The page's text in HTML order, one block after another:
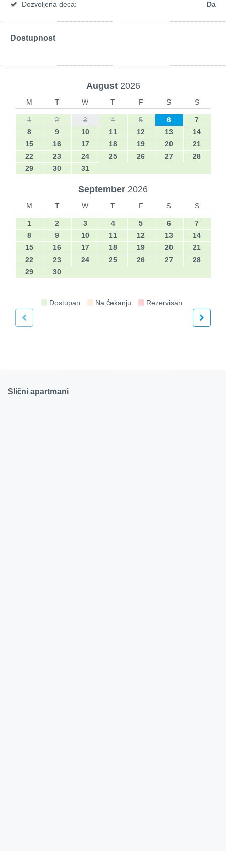
Dozvoljena deca: Da
Dostupnost
August 2026
M T W T F S S
1 2 3 4 5 6
7
8
9 10 11 12 13
14
15
16 17 18 19 20
21
22
23 24 25 26 27
28
29
30 31
September 2026
M T W T F S S
1 2 3 4 5 6
7
8
9 10 11 12 13
14
15
16 17 18 19 20
21
22
23 24 25 26 27
28
29
30
Dostupan Na ćekanju Rezervisan
Slični apartmani
40€
Fashion 5